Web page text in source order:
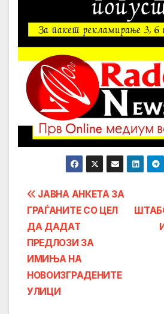
Post
navigation
ЈАВНА АНКЕТА ЗА
ГРАЃАНИТЕ СО ЦЕЛ
ДА ДАДАТ
ПРЕДЛОЗИ ЗА
ИМИЊА НА
НОВОИЗГРАДЕНИТЕ
УЛИЦИ